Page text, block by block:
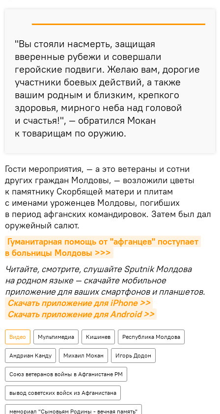
"Вы стояли насмерть, защищая
вверенные рубежи и совершали
геройские подвиги. Желаю вам, дорогие
участники боевых действий, а также
вашим родным и близким, крепкого
здоровья, мирного неба над головой
и счастья!", — обратился Мокан
к товарищам по оружию.
Гости мероприятия, — а это ветераны и сотни
других граждан Молдовы, — возложили цветы
к памятнику Скорбящей матери и плитам
с именами уроженцев Молдовы, погибших
в период афганских командировок. Затем был дал
оружейный салют.
Гуманитарная помощь от "афганцев" поступает
в больницы Молдовы >>>
Читайте, смотрите, слушайте Sputnik Молдова
на родном языке — скачайте мобильное
приложение для ваших смартфонов и планшетов.
Скачать приложение для iPhone >>
Скачать приложение для Android >>
Видео Мультимедиа Кишинев Республика Молдова
Андриан Канду Михаил Мокан Игорь Додон
Союз ветеранов войны в Афганистане РМ
вывод советских войск из Афганистана
мемориал "Сыновьям Родины - вечная память"